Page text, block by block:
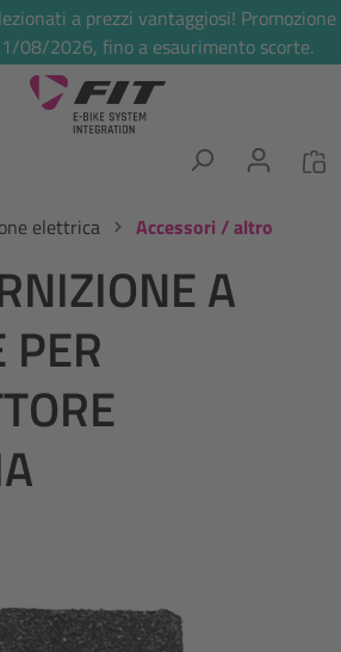
a prezzi vantaggiosi! Promozione
08/2026, fino a esaurimento scorte.
elettrica Accessori / altro
A
PER